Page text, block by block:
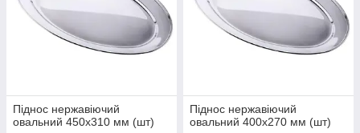
Піднос нержавіючий
овальний 450х310 мм (шт)
Піднос нержавіючий
овальний 400х270 мм (шт)